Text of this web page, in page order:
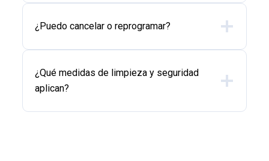
¿Puedo cancelar o reprogramar?
¿Qué medidas de limpieza y seguridad
aplican?